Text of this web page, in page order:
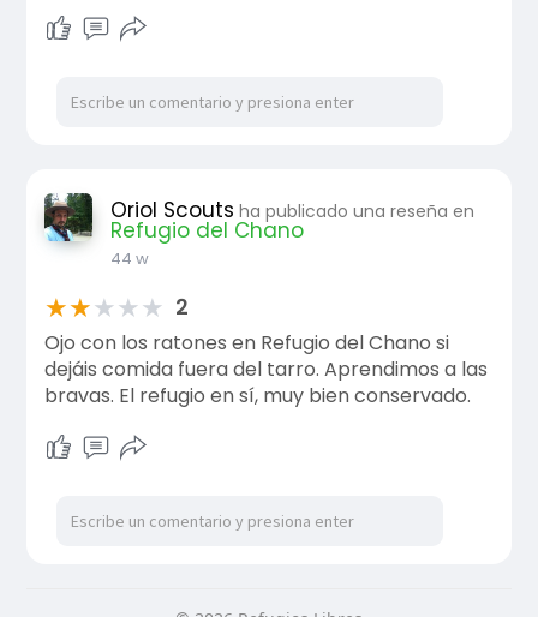
Oriol Scouts ha publicado una reseña en
Refugio del Chano
44 w
★★★★★ 2
Ojo con los ratones en Refugio del Chano si
dejáis comida fuera del tarro. Aprendimos a las
bravas. El refugio en sí, muy bien conservado.